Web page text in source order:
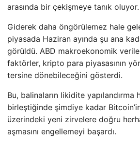
arasında bir çekişmeye tanık oluyor.
Giderek daha öngörülemez hale
piyasada Haziran ayında şu ana
görüldü. ABD makroekonomik
faktörler, kripto para piyasasının
tersine dönebileceğini gösterdi.
Bu, balinaların likidite yapılandırma
birleştiğinde şimdiye kadar
üzerindeki yeni zirvelere doğru
aşmasını engellemeyi başardı.